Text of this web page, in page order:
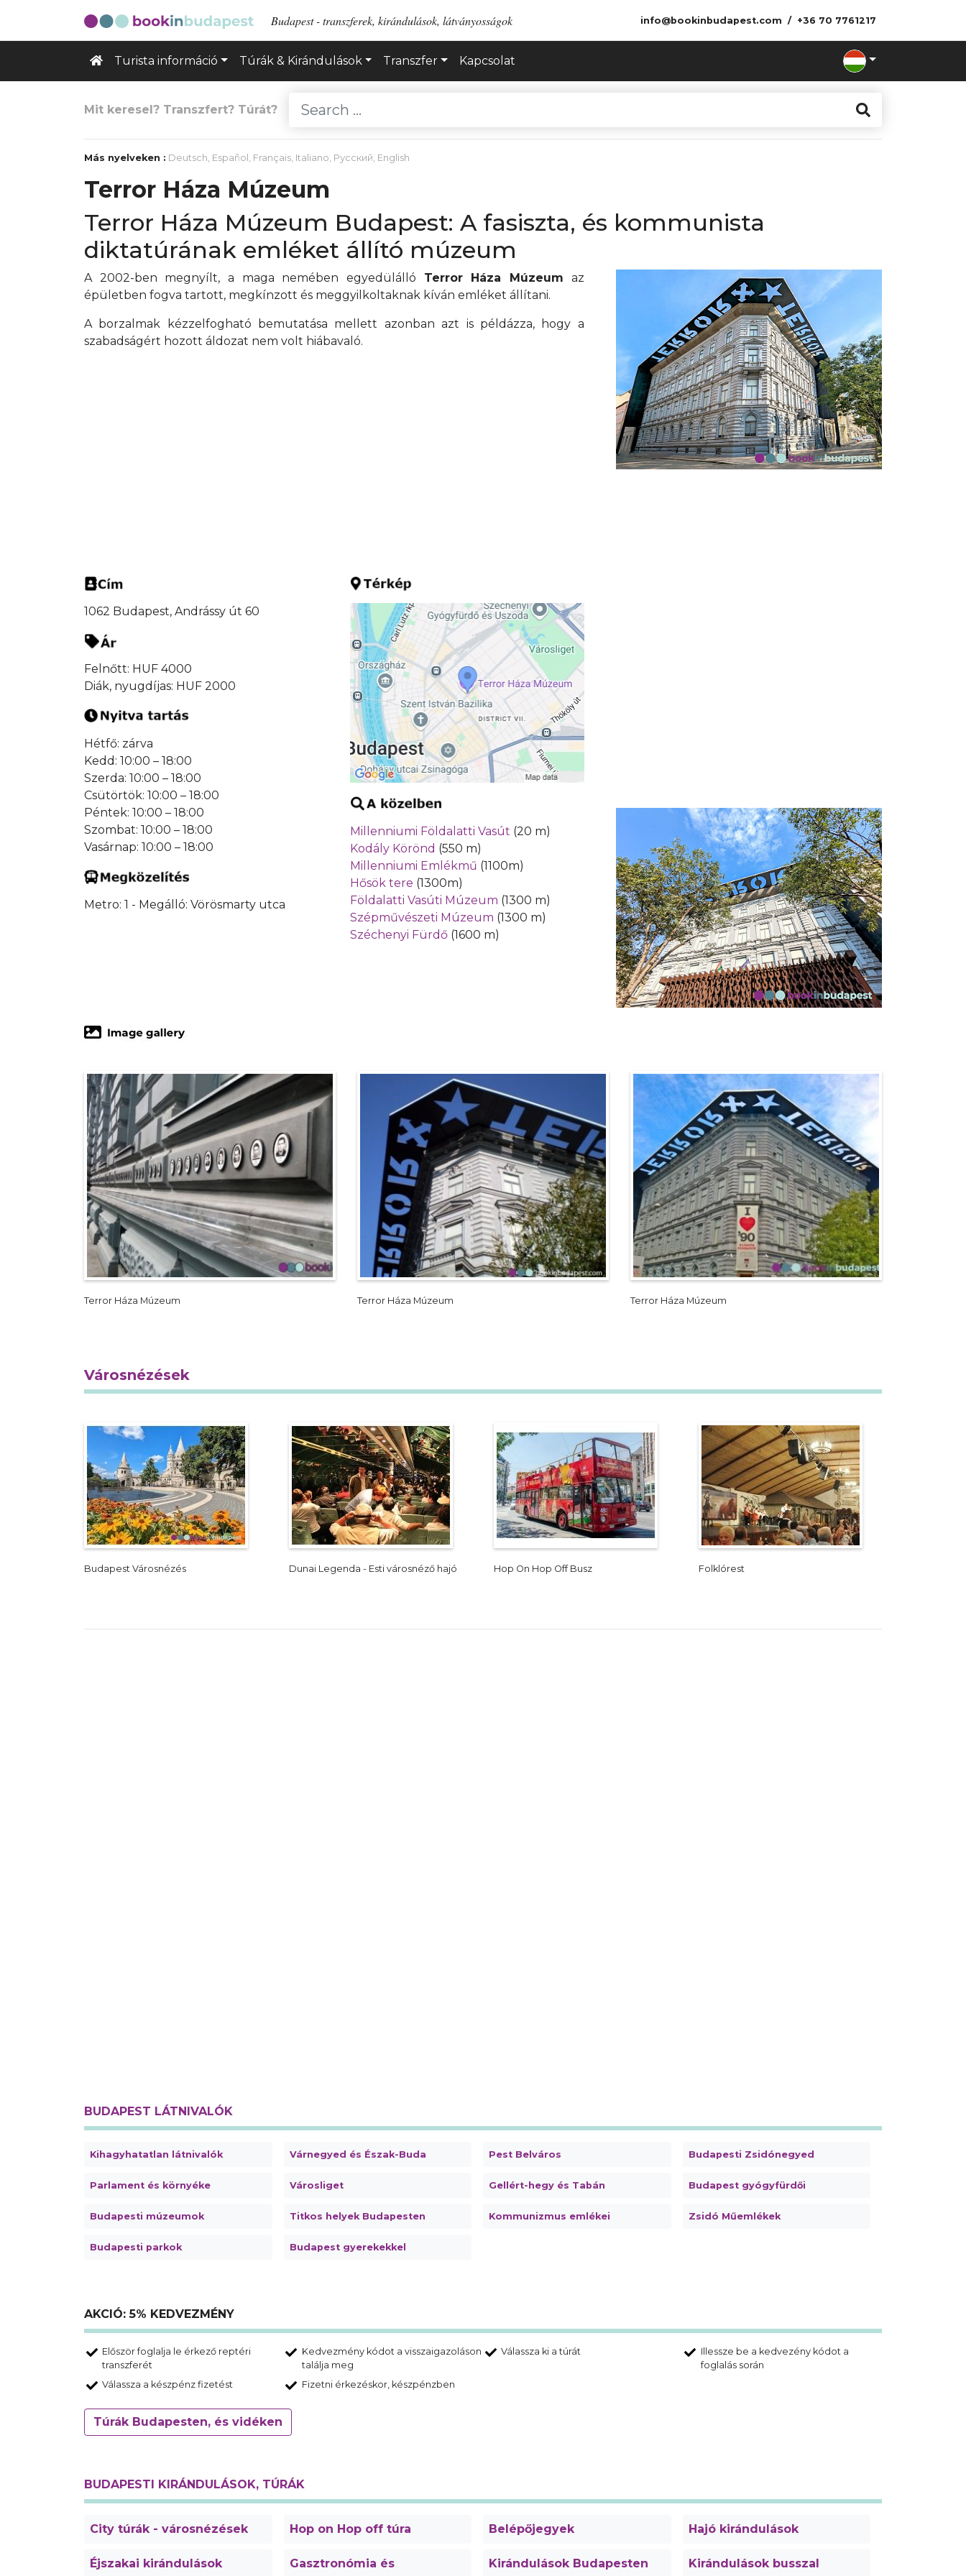
Budapest - transzferek, kirándulások, látványosságok info@bookinbudapest.com +36 70 7761217
Turista információ Túrák & Kirándulások Transzfer Kapcsolat
Mit keresel? Transzfert? Túrát?
Más nyelveken : Deutsch, Español , Français, Italiano, Русский, English
Terror Háza Múzeum
Terror Háza Múzeum Budapest: A fasiszta, és kommunista
diktatúrának emléket állító múzeum
A 2002-ben megnyílt, a maga nemében egyedülálló Terror Háza Múzeum az
épületben fogva tartott, megkínzott és meggyilkoltaknak kíván emléket állítani.
A borzalmak kézzelfogható bemutatása mellett azonban azt is példázza, hogy a
szabadságért hozott áldozat nem volt hiábavaló.
1062 Budapest, Andrássy út 60
Felnőtt: HUF 4000
Diák, nyugdíjas: HUF 2000
Hétfő: zárva
Kedd: 10:00 – 18:00
Szerda: 10:00 – 18:00
Csütörtök: 10:00 – 18:00
Péntek: 10:00 – 18:00
Szombat: 10:00 – 18:00
Vasárnap: 10:00 – 18:00
Metro: 1 - Megálló: Vörösmarty utca
Millenniumi Földalatti Vasút (20 m)
Kodály Körönd (550 m)
Millenniumi Emlékmű (1100m)
Hősök tere (1300m)
Földalatti Vasúti Múzeum (1300 m)
Szépművészeti Múzeum (1300 m)
Széchenyi Fürdő (1600 m)
Terror Háza Múzeum Terror Háza Múzeum Terror Háza Múzeum
Városnézések
Budapest Városnézés Dunai Legenda - Esti városnéző hajó Hop On Hop Off Busz Folklórest
BUDAPEST LÁTNIVALÓK
Kihagyhatatlan látnivalók Várnegyed és Észak-Buda Pest Belváros Budapesti Zsidónegyed
Parlament és környéke Városliget Gellért-hegy és Tabán Budapest gyógyfürdői
Budapesti múzeumok Titkos helyek Budapesten Kommunizmus emlékei Zsidó Műemlékek
Budapesti parkok Budapest gyerekekkel
AKCIÓ: 5% KEDVEZMÉNY
Először foglalja le érkező reptéri
transzferét
Kedvezmény kódot a visszaigazoláson
találja meg
Válassza ki a túrát
Illessze be a kedvezény kódot a
foglalás során
Válassza a készpénz fizetést
Fizetni érkezéskor, készpénzben
Túrák Budapesten, és vidéken
BUDAPESTI KIRÁNDULÁSOK, TÚRÁK
City túrák - városnézések Hop on Hop off túra Belépőjegyek Hajó kirándulások
Éjszakai kirándulások
Gasztronómia és
Kirándulások Budapesten
Kirándulások busszal